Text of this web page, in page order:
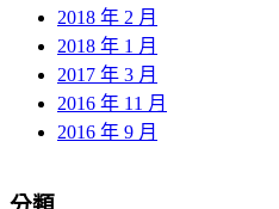
2018 年 2 月
2018 年 1 月
2017 年 3 月
2016 年 11 月
2016 年 9 月